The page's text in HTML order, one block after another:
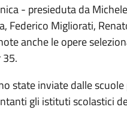
- presieduta da
Federico Migliorati,
anche le opere
state inviate dalle
gli istituti scolastici